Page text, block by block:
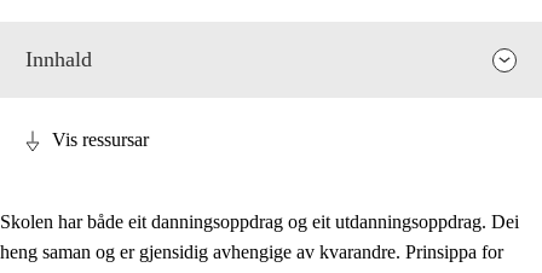
Innhald
Vis ressursar
Skolen har både eit danningsoppdrag og eit utdanningsoppdrag. Dei
heng saman og er gjensidig avhengige av kvarandre. Prinsippa for